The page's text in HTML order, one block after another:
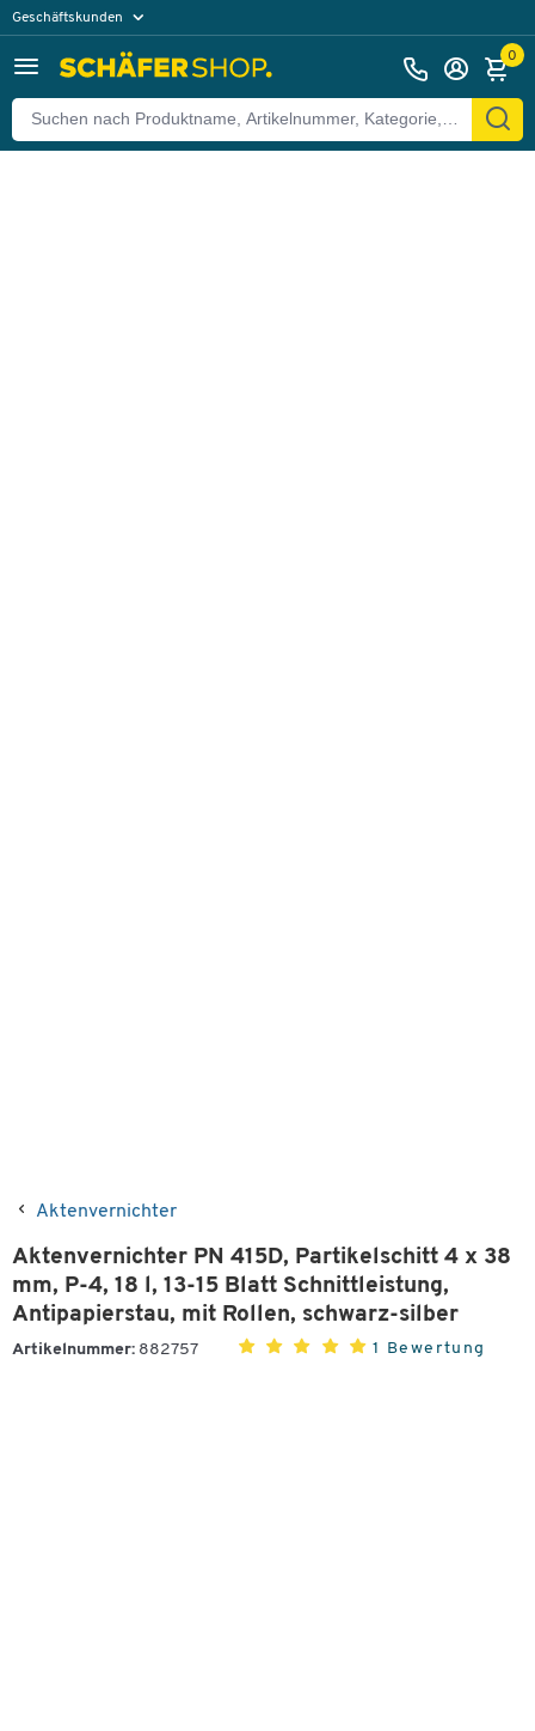
Geschäftskunden
0
Aktenvernichter
Aktenvernichter PN 415D, Partikelschitt 4 x 38
mm, P-4, 18 l, 13-15 Blatt Schnittleistung,
Antipapierstau, mit Rollen, schwarz-silber
Artikelnummer: 882757 1 Bewertung
Zurück